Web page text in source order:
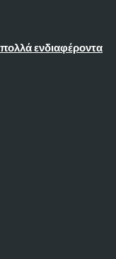
πολλά ενδιαφέροντα